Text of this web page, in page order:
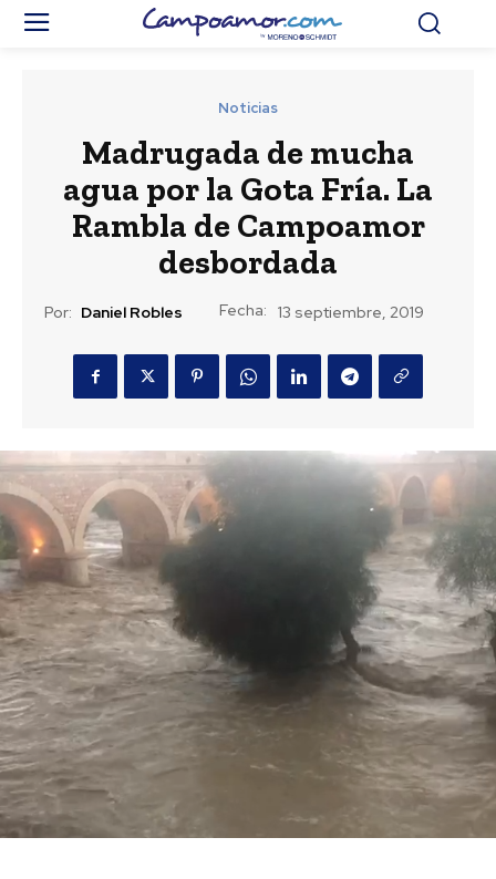
Noticias
Madrugada de mucha
agua por la Gota Fría. La
Rambla de Campoamor
desbordada
Por: Daniel Robles Fecha: 13 septiembre, 2019